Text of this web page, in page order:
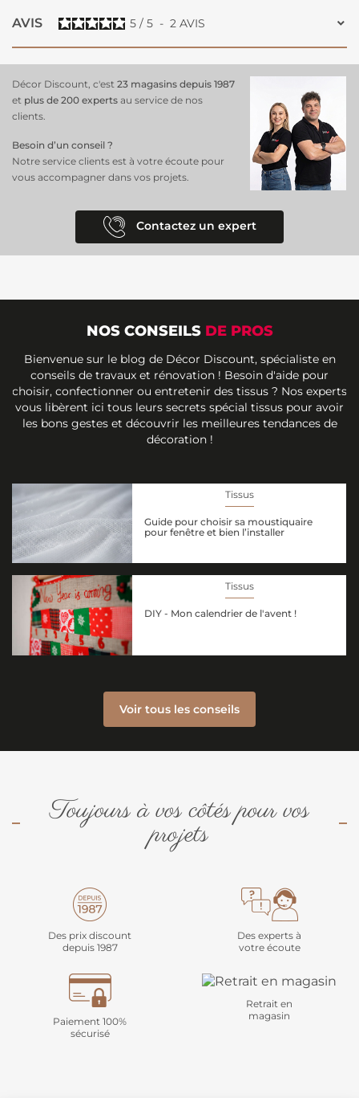
AVIS 5 / 5 - 2 AVIS
Décor Discount, c'est 23 magasins depuis 1987
et plus de 200 experts au service de nos
clients.
Besoin d’un conseil ?
Notre service clients est à votre écoute pour
vous accompagner dans vos projets.
Contactez un expert
NOS CONSEILS DE PROS
Bienvenue sur le blog de Décor Discount, spécialiste en
conseils de travaux et rénovation ! Besoin d'aide pour
choisir, confectionner ou entretenir des tissus ? Nos experts
vous libèrent ici tous leurs secrets spécial tissus pour avoir
les bons gestes et découvrir les meilleures tendances de
décoration !
Tissus
Guide pour choisir sa moustiquaire
pour fenêtre et bien l’installer
Tissus
DIY - Mon calendrier de l'avent !
Voir tous les conseils
Toujours à vos côtés pour vos
projets
Des prix discount
depuis 1987
Des experts à
votre écoute
Paiement 100%
sécurisé
Retrait en
magasin